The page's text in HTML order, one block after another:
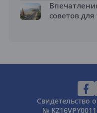
советов
Свидетельство
№